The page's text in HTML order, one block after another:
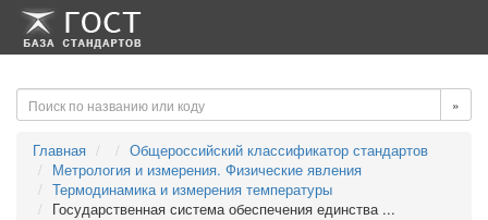
-->-->
»
Главная
Общероссийский классификатор стандартов
Метрология и измерения. Физические явления
Термодинамика и измерения температуры
Государственная система обеспечения единства ...